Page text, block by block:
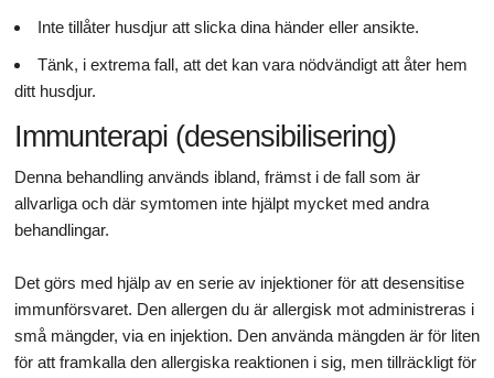
Inte tillåter husdjur att slicka dina händer eller ansikte.
Tänk, i extrema fall, att det kan vara nödvändigt att åter hem
ditt husdjur.
Immunterapi (desensibilisering)
Denna behandling används ibland, främst i de fall som är
allvarliga och där symtomen inte hjälpt mycket med andra
behandlingar.
Det görs med hjälp av en serie av injektioner för att desensitise
immunförsvaret. Den allergen du är allergisk mot administreras i
små mängder, via en injektion. Den använda mängden är för liten
för att framkalla den allergiska reaktionen i sig, men tillräckligt för